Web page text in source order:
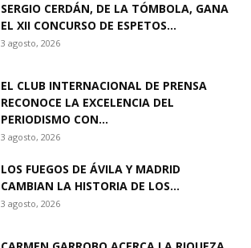
SERGIO CERDÁN, DE LA TÓMBOLA, GANA
EL XII CONCURSO DE ESPETOS...
3 agosto, 2026
EL CLUB INTERNACIONAL DE PRENSA
RECONOCE LA EXCELENCIA DEL
PERIODISMO CON...
3 agosto, 2026
LOS FUEGOS DE ÁVILA Y MADRID
CAMBIAN LA HISTORIA DE LOS...
3 agosto, 2026